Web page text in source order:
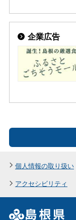
企業広告
個人情報の取り扱い
アクセシビリティ